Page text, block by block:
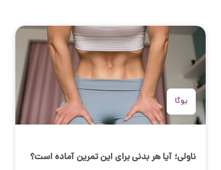
یوگا
ناولی؛ آیا هر بدنی برای این تمرین آماده است؟